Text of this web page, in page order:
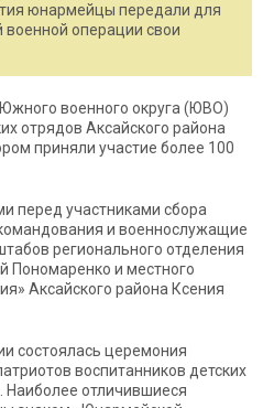
юнармейцы передали для
военной операции свои
военного округа (ЮВО)
отрядов Аксайского района
приняли участие более 100
перед участниками сбора
и военнослужащие
регионального отделения
и местного
Аксайского района Ксения
состоялась церемония
воспитанников детских
Наиболее отличившиеся